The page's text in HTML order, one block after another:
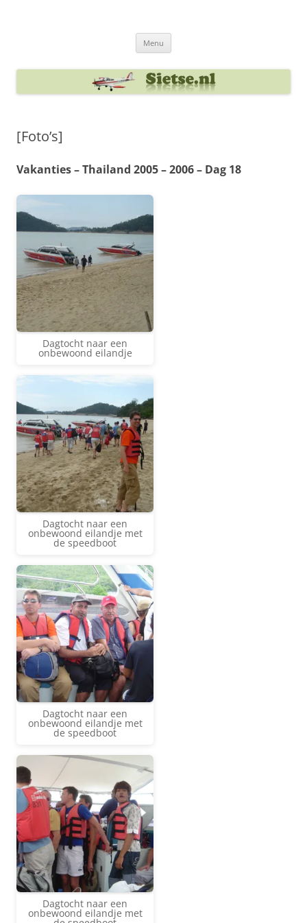
Menu
[Foto’s]
Vakanties – Thailand 2005 – 2006 – Dag 18
Dagtocht naar een
onbewoond eilandje
Dagtocht naar een
onbewoond eilandje met
de speedboot
Dagtocht naar een
onbewoond eilandje met
de speedboot
Dagtocht naar een
onbewoond eilandje met